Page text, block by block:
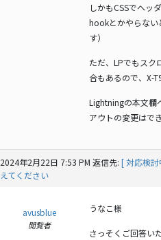
しかもCSSでヘッ
hookとかやらない
す）
ただ、LPでもスク
合もあるので、X-
Lightningの本文欄
アウトの変更はで
2024年2月22日 7:53 PM 返信先: [ 対応検
えてください
avusblue
閲覧者
うなこ様
さっそくご回答い